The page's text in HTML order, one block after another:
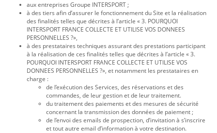
aux entreprises Groupe INTERSPORT ;
à des tiers afin d’assurer le fonctionnement du Site et la réalisation
des finalités telles que décrites à l’article « 3. POURQUOI
INTERSPORT FRANCE COLLECTE ET UTILISE VOS DONNEES
PERSONNELLES ?»,
à des prestataires techniques assurant des prestations participant
à la réalisation de ces finalités telles que décrites à l’article « 3.
POURQUOI INTERSPORT FRANCE COLLECTE ET UTILISE VOS
DONNEES PERSONNELLES ?», et notamment les prestataires en
charge :
de l’exécution des Services, des réservations et des
commandes, de leur gestion et de leur traitement.
du traitement des paiements et des mesures de sécurité
concernant la transmission des données de paiement ;
de l’envoi des emails de prospection, d’invitation à s’inscrire
et tout autre email d’information à votre destination.